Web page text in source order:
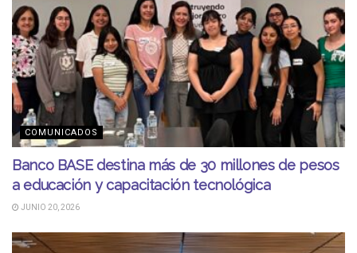
COMUNICADOS
Banco BASE destina más de 30 millones de pesos
a educación y capacitación tecnológica
JUNIO 20, 2026